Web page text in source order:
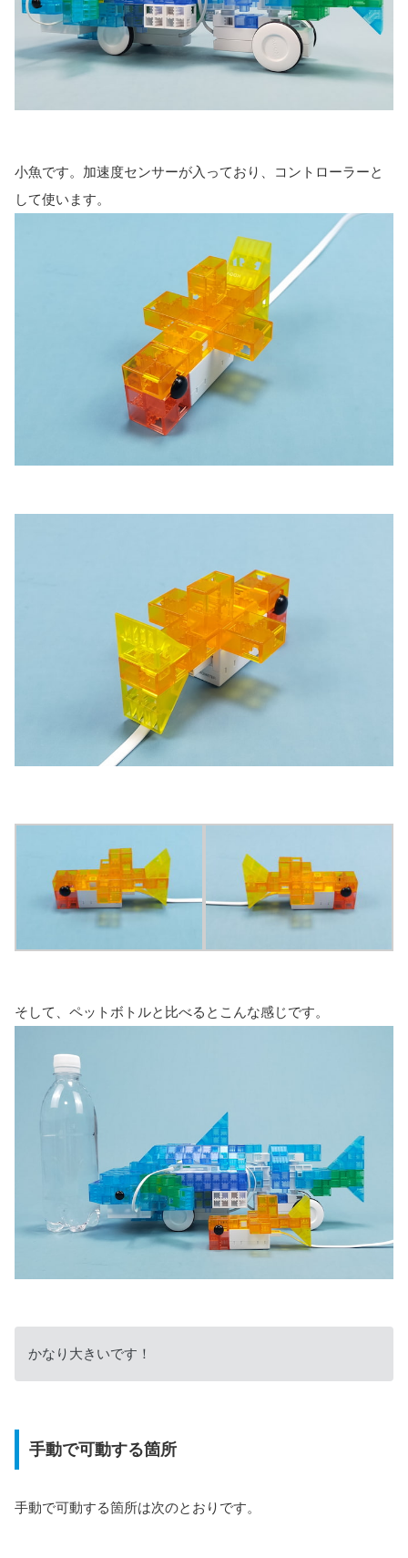
小魚です。加速度センサーが入っており、コントローラーと
して使います。
そして、ペットボトルと比べるとこんな感じです。
かなり大きいです！
手動で可動する箇所
手動で可動する箇所は次のとおりです。